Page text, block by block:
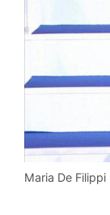
Maria De Filippi